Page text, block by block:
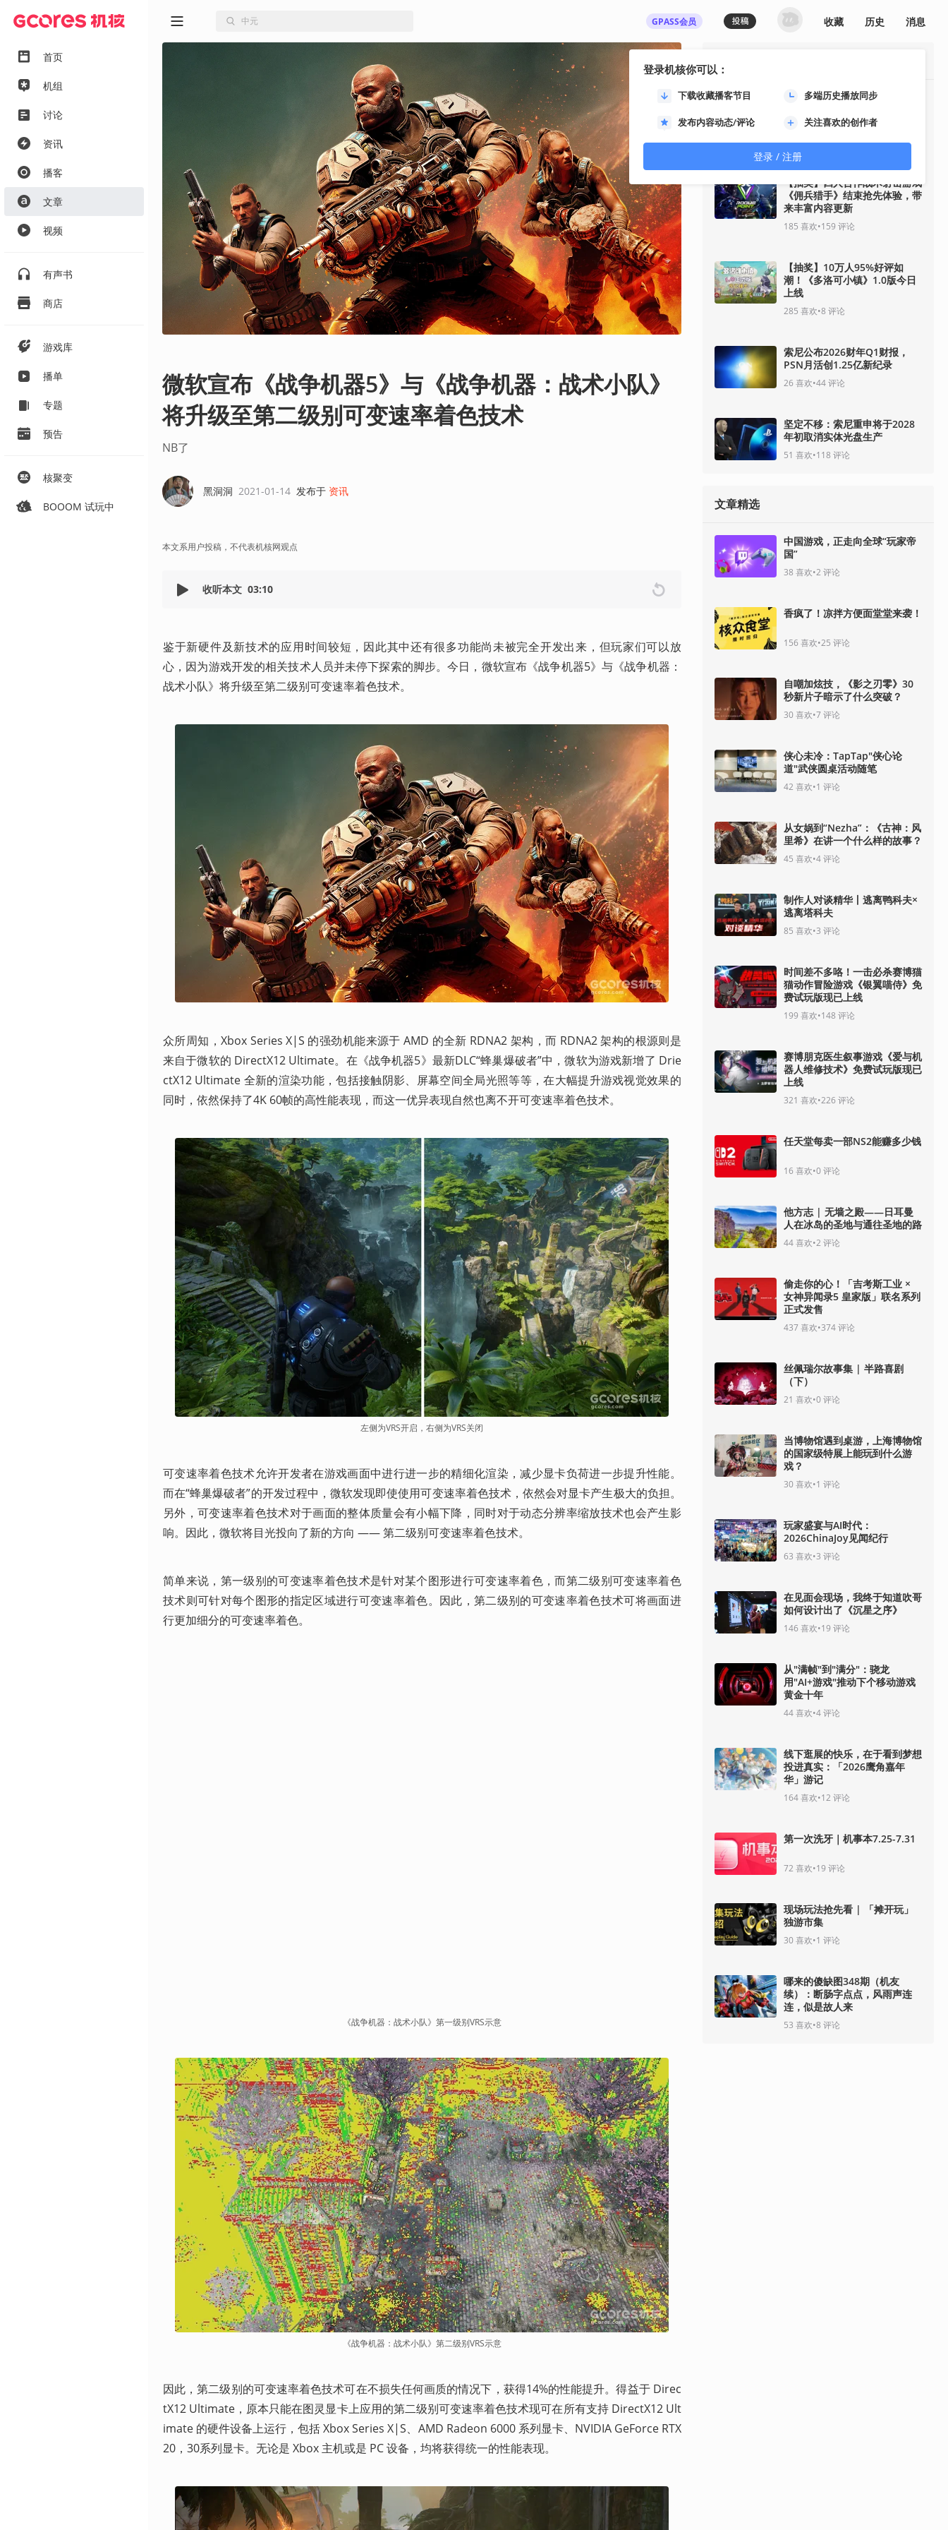
首页
机组
讨论
资讯
播客
文章
视频
有声书
商店
游戏库
播单
专题
预告
核聚变
BOOOM 试玩中
GPASS会员
登录机核你可以：
下载收藏播客节目 多端历史播放同步
发布内容动态/评论 关注喜欢的创作者
登录 / 注册
收藏 历史 消息
微软宣布《战争机器5》与《战争机器：战术小队》
将升级至第二级别可变速率着色技术
NB了
黑洞洞 2021-01-14 发布于 资讯
本文系用户投稿，不代表机核网观点
收听本文 03:10
鉴于新硬件及新技术的应用时间较短，因此其中还有很多功能尚未被完全开发出来，但玩家们可以放
心，因为游戏开发的相关技术人员并未停下探索的脚步。今日，微软宣布《战争机器5》与《战争机器：
战术小队》将升级至第二级别可变速率着色技术。
众所周知，Xbox Series X|S 的强劲机能来源于 AMD 的全新 RDNA2 架构，而 RDNA2 架构的根源则是
来自于微软的 DirectX12 Ultimate。在《战争机器5》最新DLC“蜂巢爆破者”中，微软为游戏新增了 Drie
ctX12 Ultimate 全新的渲染功能，包括接触阴影、屏幕空间全局光照等等，在大幅提升游戏视觉效果的
同时，依然保持了4K 60帧的高性能表现，而这一优异表现自然也离不开可变速率着色技术。
左侧为VRS开启，右侧为VRS关闭
可变速率着色技术允许开发者在游戏画面中进行进一步的精细化渲染，减少显卡负荷进一步提升性能。
而在“蜂巢爆破者”的开发过程中，微软发现即使使用可变速率着色技术，依然会对显卡产生极大的负担。
另外，可变速率着色技术对于画面的整体质量会有小幅下降，同时对于动态分辨率缩放技术也会产生影
响。因此，微软将目光投向了新的方向 —— 第二级别可变速率着色技术。
简单来说，第一级别的可变速率着色技术是针对某个图形进行可变速率着色，而第二级别可变速率着色
技术则可针对每个图形的指定区域进行可变速率着色。因此，第二级别的可变速率着色技术可将画面进
行更加细分的可变速率着色。
《战争机器：战术小队》第一级别VRS示意
《战争机器：战术小队》第二级别VRS示意
因此，第二级别的可变速率着色技术可在不损失任何画质的情况下，获得14%的性能提升。得益于 Direc
tX12 Ultimate，原本只能在图灵显卡上应用的第二级别可变速率着色技术现可在所有支持 DirectX12 Ult
imate 的硬件设备上运行，包括 Xbox Series X|S、AMD Radeon 6000 系列显卡、NVIDIA GeForce RTX
20，30系列显卡。无论是 Xbox 主机或是 PC 设备，均将获得统一的性能表现。
最热资讯
《影之刃零》8月12日开启预
晓！
92喜欢•33评论
【抽奖】四人合作战术射击游戏
《佣兵猎手》结束抢先体验，带
来丰富内容更新
185 喜欢•159 评论
【抽奖】10万人95%好评如
潮！《多洛可小镇》1.0版今日
上线
285 喜欢•8 评论
索尼公布2026财年Q1财报，
PSN月活创1.25亿新纪录
26喜欢•44评论
坚定不移：索尼重申将于2028
年初取消实体光盘生产
51 喜欢•118 评论
文章精选
中国游戏，正走向全球“玩家帝
国”
38 喜欢•2 评论
香疯了！凉拌方便面堂堂来袭！
156喜欢•25 评论
自嘲加炫技，《影之刃零》30
秒新片子暗示了什么突破？
30喜欢•7评论
侠心未冷：TapTap"侠心论
道"武侠圆桌活动随笔
42 喜欢•1 评论
从女娲到“Nezha”：《古神：风
里希》在讲一个什么样的故事？
45 喜欢•4评论
制作人对谈精华丨逃离鸭科夫×
逃离塔科夫
85 喜欢•3 评论
时间差不多咯！一击必杀赛博猫
猫动作冒险游戏《银翼喵侍》免
费试玩版现已上线
199 喜欢•148 评论
赛博朋克医生叙事游戏《爱与机
器人维修技术》免费试玩版现已
上线
321 喜欢•226评论
任天堂每卖一部NS2能赚多少钱
16喜欢•0评论
他方志 | 无墙之殿——日耳曼
人在冰岛的圣地与通往圣地的路
44喜欢•2 评论
偷走你的心！「吉考斯工业 ×
女神异闻录5 皇家版」联名系列
正式发售
437喜欢•374评论
丝佩瑞尔故事集 | 半路喜剧
（下）
21 喜欢•0评论
当博物馆遇到桌游，上海博物馆
的国家级特展上能玩到什么游
戏？
30喜欢•1 评论
玩家盛宴与AI时代：
2026ChinaJoy见闻纪行
63 喜欢•3 评论
在见面会现场，我终于知道吹哥
如何设计出了《沉星之序》
146喜欢•19 评论
从"满帧"到"满分"：骁龙
用"AI+游戏"推动下个移动游戏
黄金十年
44喜欢•4评论
线下逛展的快乐，在于看到梦想
投进真实：「2026鹰角嘉年
华」游记
164喜欢•12 评论
第一次洗牙｜机事本7.25-7.31
72 喜欢•19 评论
现场玩法抢先看 | 「摊开玩」
独游市集
30喜欢•1 评论
哪来的傻缺图348期（机友
续）：断肠字点点，风雨声连
连，似是故人来
53 喜欢•8 评论